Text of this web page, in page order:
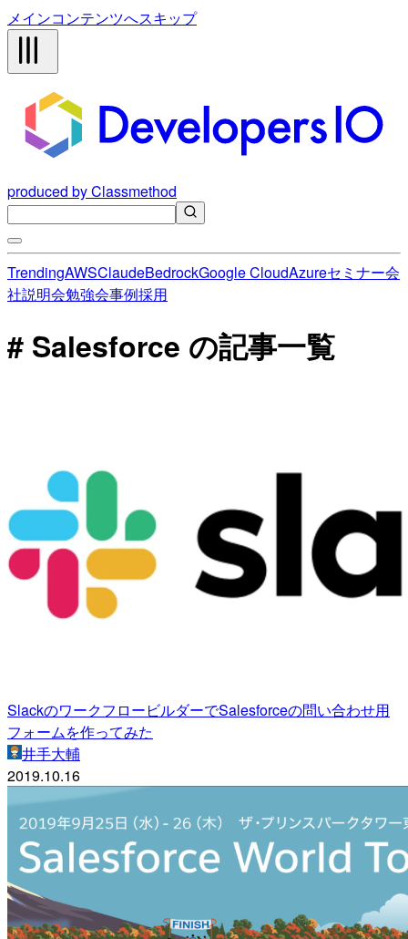
メインコンテンツへスキップ
produced by Classmethod
TrendingAWSClaudeBedrockGoogle CloudAzureセミナー会
社説明会勉強会事例採用
# Salesforce の記事一覧
SlackのワークフロービルダーでSalesforceの問い合わせ用
フォームを作ってみた
井手大輔
2019.10.16